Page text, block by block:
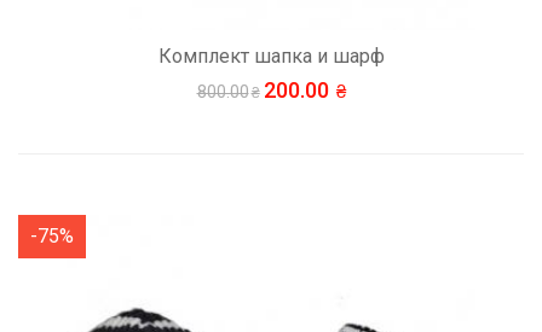
Комплект шапка и шарф
800.00 200.00
-75%